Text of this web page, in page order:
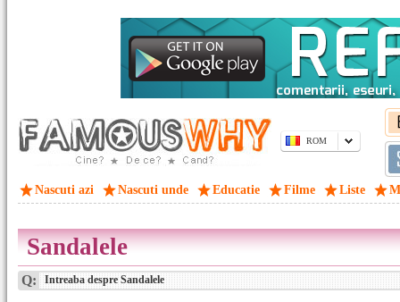
ROM
Nascuti azi Nascuti unde Educatie Filme Liste
Sandalele
Q: Intreaba despre Sandalele